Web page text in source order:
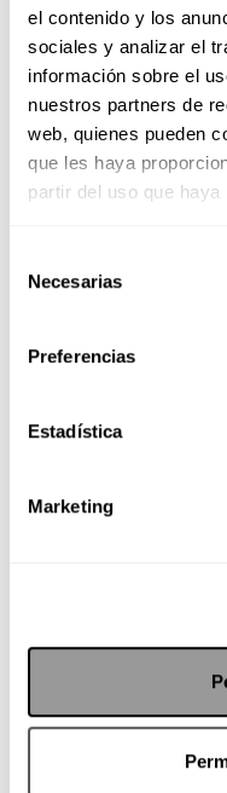
el contenido y los
sociales y analizar el
información sobre el
nuestros partners de
web, quienes pueden
que les haya
partir del uso que
Necesarias
Preferencias
Estadística
Marketing
lunes
Lunes 06